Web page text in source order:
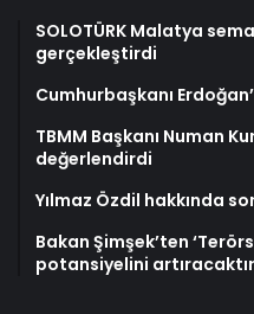
SOLOTÜRK Malatya
gerçekleştirdi
Cumhurbaşkanı
TBMM Başkanı Numan
değerlendirdi
Yılmaz Özdil hakkında
Bakan Şimşek’ten
potansiyelini artıracaktır